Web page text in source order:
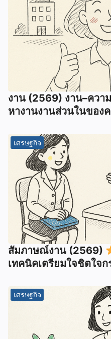
งาน (2569) งาน–ควา
หางานงานส่วนในของค
เศรษฐกิจ
สัมภาษณ์งาน (2569)
เทคนิคเตรียมใจชิตใจก
เศรษฐกิจ